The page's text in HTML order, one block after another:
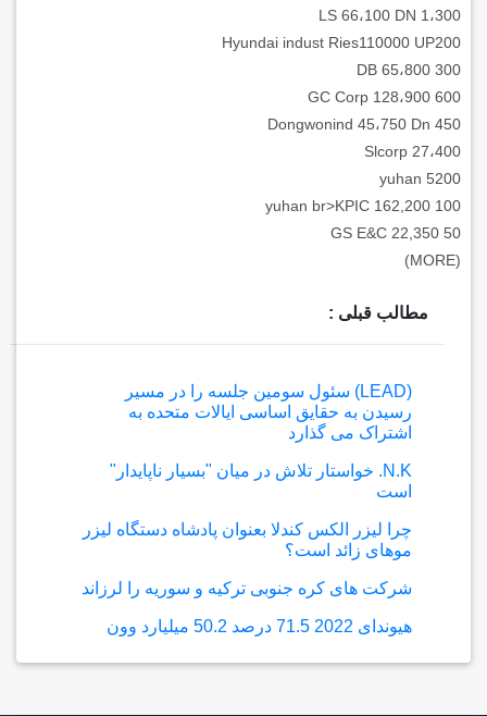
LS 66،100 DN 1،300
Hyundai indust Ries110000 UP200
DB 65،800 300
GC Corp 128،900 600
Dongwonind 45،750 Dn 450
Slcorp 27،400
yuhan 5200
yuhan br>KPIC 162,200 100
GS E&C 22,350 50
(MORE)
مطالب قبلی :
(LEAD) سئول سومین جلسه را در مسیر
رسیدن به حقایق اساسی ایالات متحده به
اشتراک می گذارد
N.K. خواستار تلاش در میان "بسیار ناپایدار"
است
چرا لیزر الکس کندلا بعنوان پادشاه دستگاه لیزر
موهای زائد است؟
شرکت های کره جنوبی ترکیه و سوریه را لرزاند
هیوندای 2022 71.5 درصد 50.2 میلیارد وون